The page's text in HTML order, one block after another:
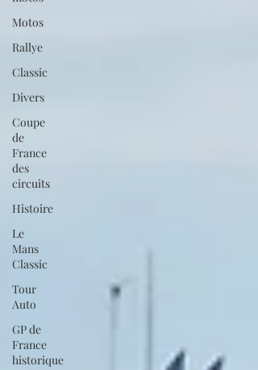
Motos
Rallye
Classic
Divers
Coupe
de
France
des
circuits
Histoire
Le
Mans
Classic
Tour
Auto
GP de
France
historique